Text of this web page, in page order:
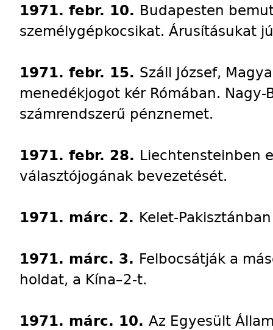
1971. febr. 10. Budapesten
személygépkocsikat. Árusításukat
1971. febr. 15. Száll József,
menedékjogot kér Rómában.
számrendszerű pénznemet.
1971. febr. 28. Liechtensteinben
választójogának bevezetését.
1971. márc. 2. Kelet-
1971. márc. 3. Felbocsátják a
holdat, a Kína–2-t.
1971. márc. 10. Az Egyesült